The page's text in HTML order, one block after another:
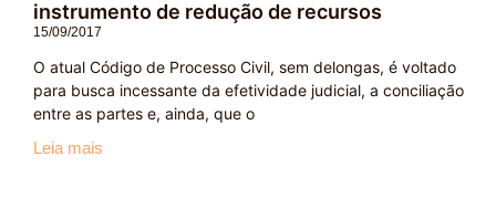
instrumento de redução de recursos
15/09/2017
O atual Código de Processo Civil, sem delongas, é voltado
para busca incessante da efetividade judicial, a conciliação
entre as partes e, ainda, que o
Leia mais